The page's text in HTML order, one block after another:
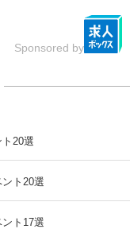
Sponsored by
20選
ト20選
ト17選